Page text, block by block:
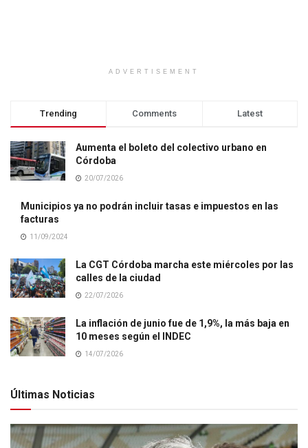
ADVERTISEMENT
Trending Comments Latest
Aumenta el boleto del colectivo urbano en
Córdoba
20/07/2026
Municipios ya no podrán incluir tasas e impuestos en las
facturas
11/09/2024
La CGT Córdoba marcha este miércoles por las
calles de la ciudad
22/07/2026
La inflación de junio fue de 1,9%, la más baja en
10 meses según el INDEC
14/07/2026
Últimas Noticias